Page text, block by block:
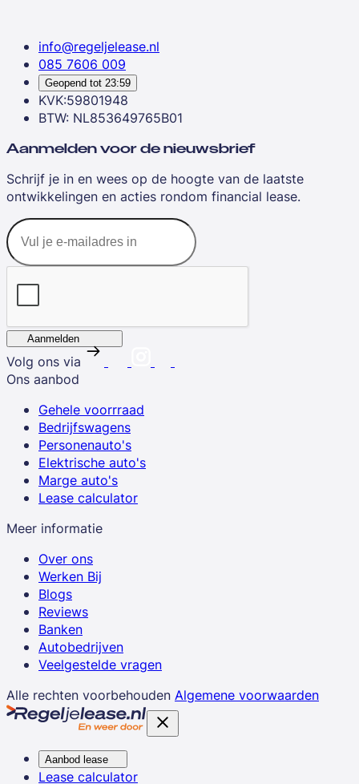
info@regeljelease.nl
085 7606 009
Geopend tot 23:59
KVK:59801948
BTW: NL853649765B01
Aanmelden voor de nieuwsbrief
Schrijf je in en wees op de hoogte van de laatste
ontwikkelingen en acties rondom financial lease.
Aanmelden
Volg ons via
Ons aanbod
Gehele voorrraad
Bedrijfswagens
Personenauto's
Elektrische auto's
Marge auto's
Lease calculator
Meer informatie
Over ons
Werken Bij
Blogs
Reviews
Banken
Autobedrijven
Veelgestelde vragen
Alle rechten voorbehouden Algemene voorwaarden
Aanbod lease
Lease calculator